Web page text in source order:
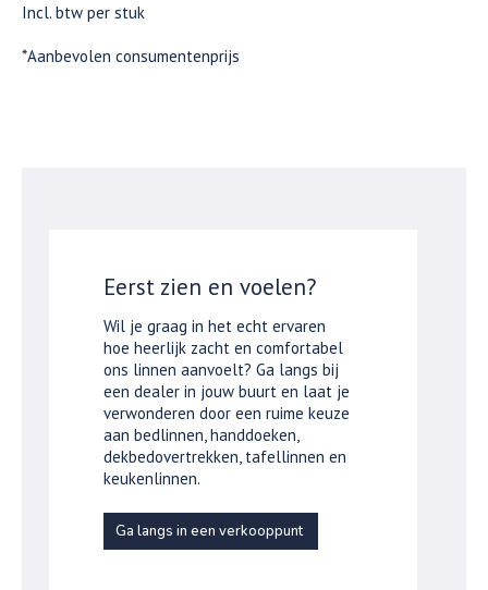
Incl. btw per stuk
*Aanbevolen consumentenprijs
Eerst zien en voelen?
Wil je graag in het echt ervaren
hoe heerlijk zacht en comfortabel
ons linnen aanvoelt? Ga langs bij
een dealer in jouw buurt en laat je
verwonderen door een ruime keuze
aan bedlinnen, handdoeken,
dekbedovertrekken, tafellinnen en
keukenlinnen.
Ga langs in een verkooppunt